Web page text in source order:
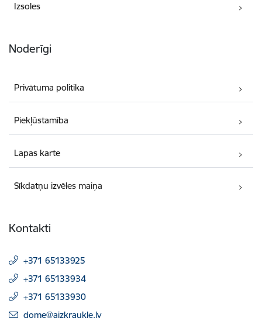
Izsoles
Noderīgi
Privātuma politika
Piekļūstamība
Lapas karte
Sīkdatņu izvēles maiņa
Kontakti
+371 65133925
+371 65133934
+371 65133930
E-pasts:
dome@aizkraukle.lv